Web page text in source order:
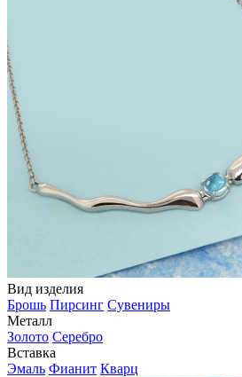
Вид изделия
Брошь Пирсинг Сувениры
Металл
Золото Серебро
Вставка
Эмаль Фианит Кварц